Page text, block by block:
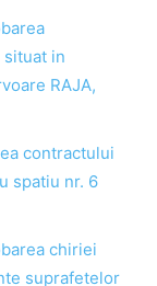
in
RAJA,
contractului
spatiu nr. 6
chiriei
suprafetelor